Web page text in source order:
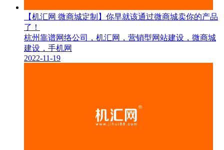
【机汇网 微商城定制】你早就该通过微商城卖你的产品
了！
杭州靠谱网络公司，机汇网，营销型网站建设，微商城
建设，手机网
2022-11-19